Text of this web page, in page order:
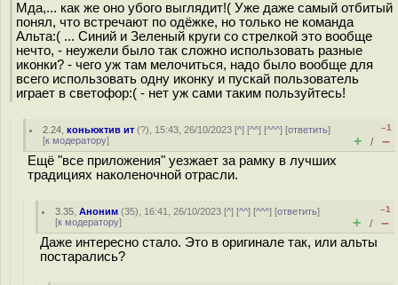
Мда,... как же оно убого выглядит!( Уже даже самый отбитый
понял, что встречают по одёжке, но только не команда
Альта:( ... Синий и Зеленый круги со стрелкой это вообще
нечто, - неужели было так сложно использовать разные
иконки? - чего уж там мелочиться, надо было вообще для
всего использовать одну иконку и пускай пользователь
играет в светофор:( - нет уж сами таким пользуйтесь!
2.24 ,коньюктив ит (?), 15:43, 26/10/2023 [^] [^^] [^^^] [ответить]
[к модератору]
–1
+ / –
Ещё "все приложения" уезжает за рамку в лучших
традициях наколеночной отрасли.
3.35 ,Аноним (35), 16:41, 26/10/2023 [^] [^^] [^^^] [ответить]
[к модератору]
–1
+ / –
Даже интересно стало. Это в оригинале так, или альты
постарались?